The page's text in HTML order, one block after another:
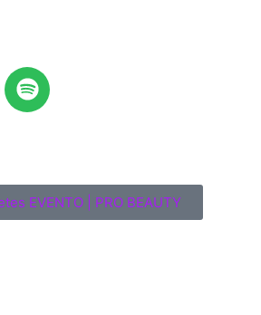
EVENTO | PRO BEAUTY